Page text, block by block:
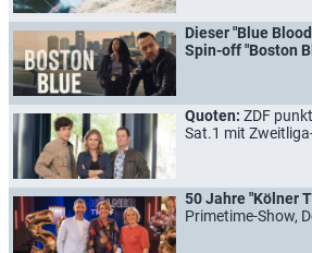
Dieser "Blue
Spin-off "Boston
Quoten: ZDF
Sat.1 mit
50 Jahre "Kölner
Primetime-Show,